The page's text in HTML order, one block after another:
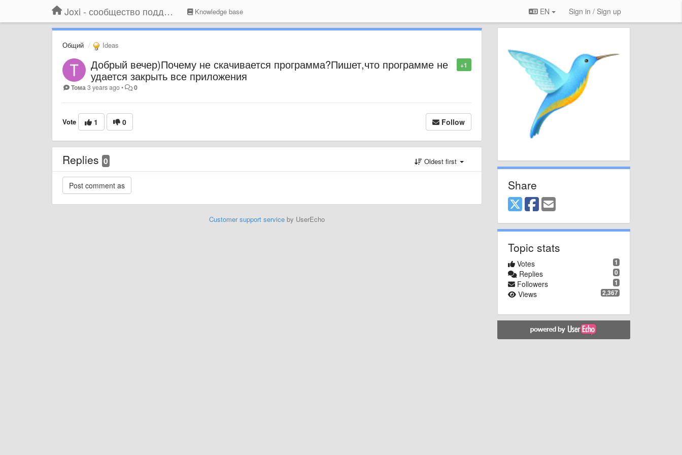
Joxi - сообщество поддержки Knowledge base EN Sign in / Sign up
Общий Ideas
+1
Добрый вечер)Почему не скачивается программа?Пишет,что программе не
удается закрыть все приложения
Тома 3 years ago• 0
Vote 1 0 Follow
Replies 0 Oldest first
Customer support serviceby UserEcho
Share
Topic stats
1
Votes
0
Replies
1
Followers
2,367
Views